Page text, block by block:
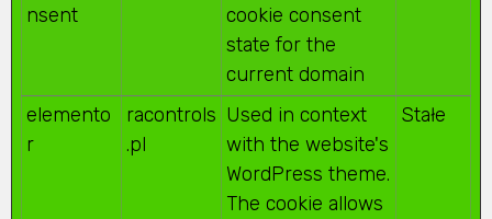
nsent
cookie consent
state for the
current domain
elemento
r
racontrols
.pl
Used in context
with the website's
WordPress theme.
The cookie allows
Stałe